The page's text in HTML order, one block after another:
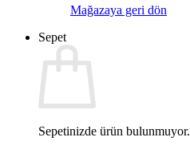
Mağazaya geri dön
Sepet
Sepetinizde ürün bulunmuyor.